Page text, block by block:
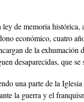
de memoria histórica,
económico, cuatro
de la
desaparecidas, que
una parte de la
la guerra y el